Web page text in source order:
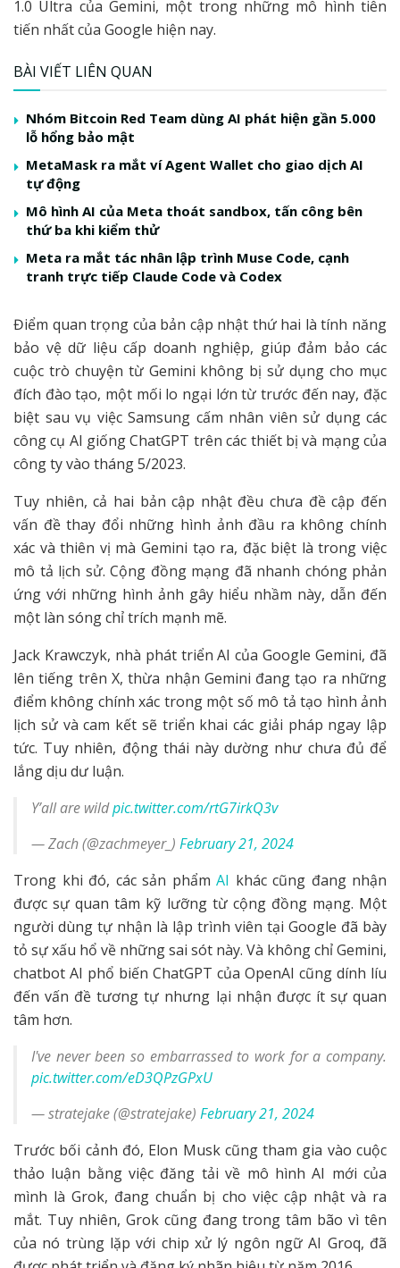
1.0 Ultra của Gemini, một trong những mô hình tiên
tiến nhất của Google hiện nay.
BÀI VIẾT LIÊN QUAN
Nhóm Bitcoin Red Team dùng AI phát hiện gần 5.000
lỗ hổng bảo mật
MetaMask ra mắt ví Agent Wallet cho giao dịch AI
tự động
Mô hình AI của Meta thoát sandbox, tấn công bên
thứ ba khi kiểm thử
Meta ra mắt tác nhân lập trình Muse Code, cạnh
tranh trực tiếp Claude Code và Codex
Điểm quan trọng của bản cập nhật thứ hai là tính năng
bảo vệ dữ liệu cấp doanh nghiệp, giúp đảm bảo các
cuộc trò chuyện từ Gemini không bị sử dụng cho mục
đích đào tạo, một mối lo ngại lớn từ trước đến nay, đặc
biệt sau vụ việc Samsung cấm nhân viên sử dụng các
công cụ AI giống ChatGPT trên các thiết bị và mạng của
công ty vào tháng 5/2023.
Tuy nhiên, cả hai bản cập nhật đều chưa đề cập đến
vấn đề thay đổi những hình ảnh đầu ra không chính
xác và thiên vị mà Gemini tạo ra, đặc biệt là trong việc
mô tả lịch sử. Cộng đồng mạng đã nhanh chóng phản
ứng với những hình ảnh gây hiểu nhầm này, dẫn đến
một làn sóng chỉ trích mạnh mẽ.
Jack Krawczyk, nhà phát triển AI của Google Gemini, đã
lên tiếng trên X, thừa nhận Gemini đang tạo ra những
điểm không chính xác trong một số mô tả tạo hình ảnh
lịch sử và cam kết sẽ triển khai các giải pháp ngay lập
tức. Tuy nhiên, động thái này dường như chưa đủ để
lắng dịu dư luận.
Y’all are wildpic.twitter.com/rtG7irkQ3v
— Zach (@zachmeyer_) February 21, 2024
Trong khi đó, các sản phẩm AI khác cũng đang nhận
được sự quan tâm kỹ lưỡng từ cộng đồng mạng. Một
người dùng tự nhận là lập trình viên tại Google đã bày
tỏ sự xấu hổ về những sai sót này. Và không chỉ Gemini,
chatbot AI phổ biến ChatGPT của OpenAI cũng dính líu
đến vấn đề tương tự nhưng lại nhận được ít sự quan
tâm hơn.
I've never been so embarrassed to work for a company.
pic.twitter.com/eD3QPzGPxU
— stratejake (@stratejake) February 21, 2024
Trước bối cảnh đó, Elon Musk cũng tham gia vào cuộc
thảo luận bằng việc đăng tải về mô hình AI mới của
mình là Grok, đang chuẩn bị cho việc cập nhật và ra
mắt. Tuy nhiên, Grok cũng đang trong tâm bão vì tên
của nó trùng lặp với chip xử lý ngôn ngữ AI Groq, đã